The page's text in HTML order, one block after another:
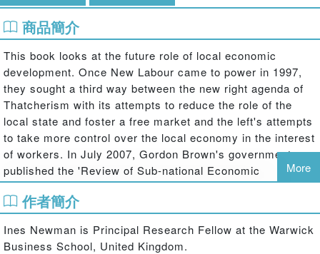
商品簡介
This book looks at the future role of local economic
development. Once New Labour came to power in 1997,
they sought a third way between the new right agenda of
Thatcherism with its attempts to reduce the role of the
local state and foster a free market and the left's attempts
to take more control over the local economy in the interest
of workers. In July 2007, Gordon Brown's government
published the 'Review of Sub-national Economic
Development and Regeneration'.
This book argues that competitiveness and neo-liberalism,
or increased market domination over an ever wider range
of social relations, have in reality dominated New Labour's
More
作者簡介
Ines Newman is Principal Research Fellow at the Warwick
Business School, United Kingdom.